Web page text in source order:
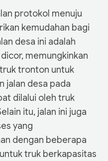
protokol menuju
kemudahan bagi
desa ini adalah
memungkinkan
tronton untuk
jalan desa pada
dilalui oleh truk
itu, jalan ini juga
yang
dengan beberapa
truk berkapasitas